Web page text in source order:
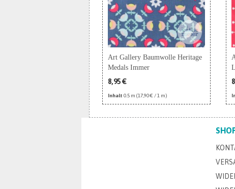
Art Gallery Baumwolle Heritage
Medals Immer
8,95 €
Inhalt 0.5 m (17,90 € / 1 m)